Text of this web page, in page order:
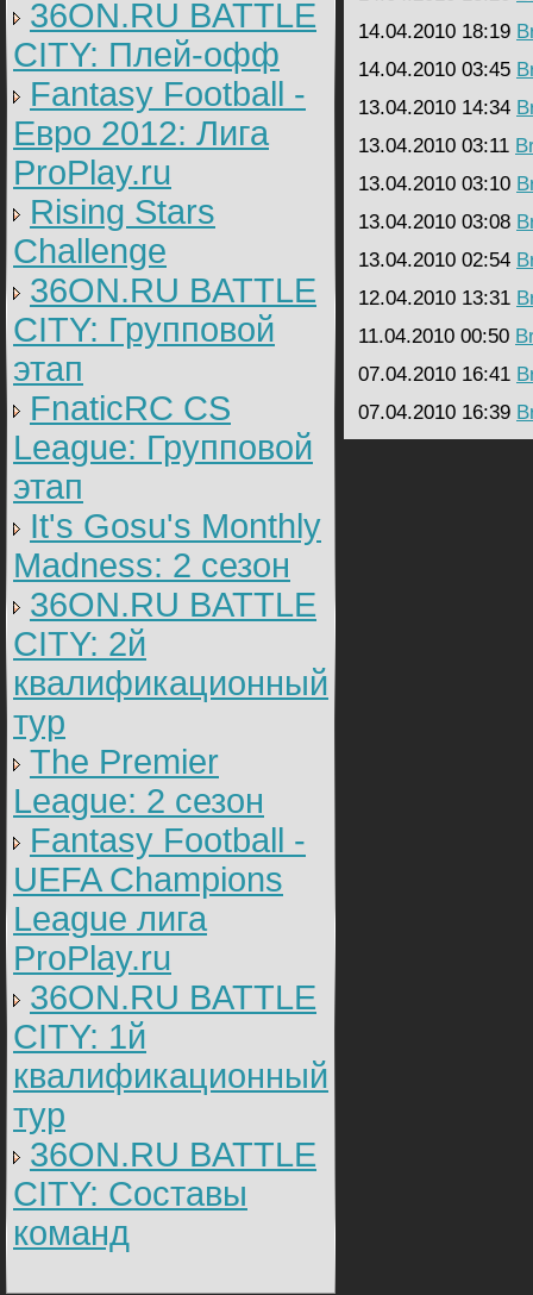
36ON.RU BATTLE
CITY: Плей-офф
Fantasy Football -
Евро 2012: Лига
ProPlay.ru
Rising Stars
Challenge
36ON.RU BATTLE
CITY: Групповой
этап
FnaticRC CS
League: Групповой
этап
It's Gosu's Monthly
Madness: 2 сезон
36ON.RU BATTLE
CITY: 2й
квалификационный
тур
The Premier
League: 2 cезон
Fantasy Football -
UEFA Champions
League лига
ProPlay.ru
36ON.RU BATTLE
CITY: 1й
квалификационный
тур
36ON.RU BATTLE
CITY: Составы
команд
14.04.2010 18:19
14.04.2010 03:45
13.04.2010 14:34
13.04.2010 03:11
13.04.2010 03:10
13.04.2010 03:08
13.04.2010 02:54
12.04.2010 13:31
11.04.2010 00:50
07.04.2010 16:41
07.04.2010 16:39